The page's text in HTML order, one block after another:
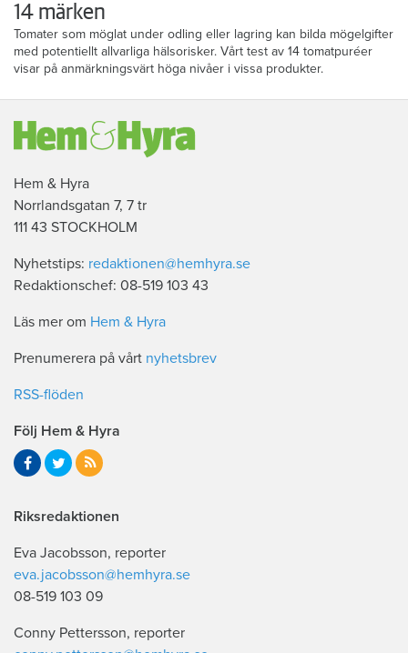
14 märken
Tomater som möglat under odling eller lagring kan bilda mögelgifter
med potentiellt allvarliga hälsorisker. Vårt test av 14 tomatpuréer
visar på anmärkningsvärt höga nivåer i vissa produkter.
Hem & Hyra
Norrlandsgatan 7, 7 tr
111 43 STOCKHOLM
Nyhetstips: redaktionen@hemhyra.se
Redaktionschef: 08-519 103 43
Läs mer om Hem & Hyra
Prenumerera på vårt nyhetsbrev
RSS-flöden
Följ Hem & Hyra
Riksredaktionen
Eva Jacobsson, reporter
eva.jacobsson@hemhyra.se
08-519 103 09
Conny Pettersson, reporter